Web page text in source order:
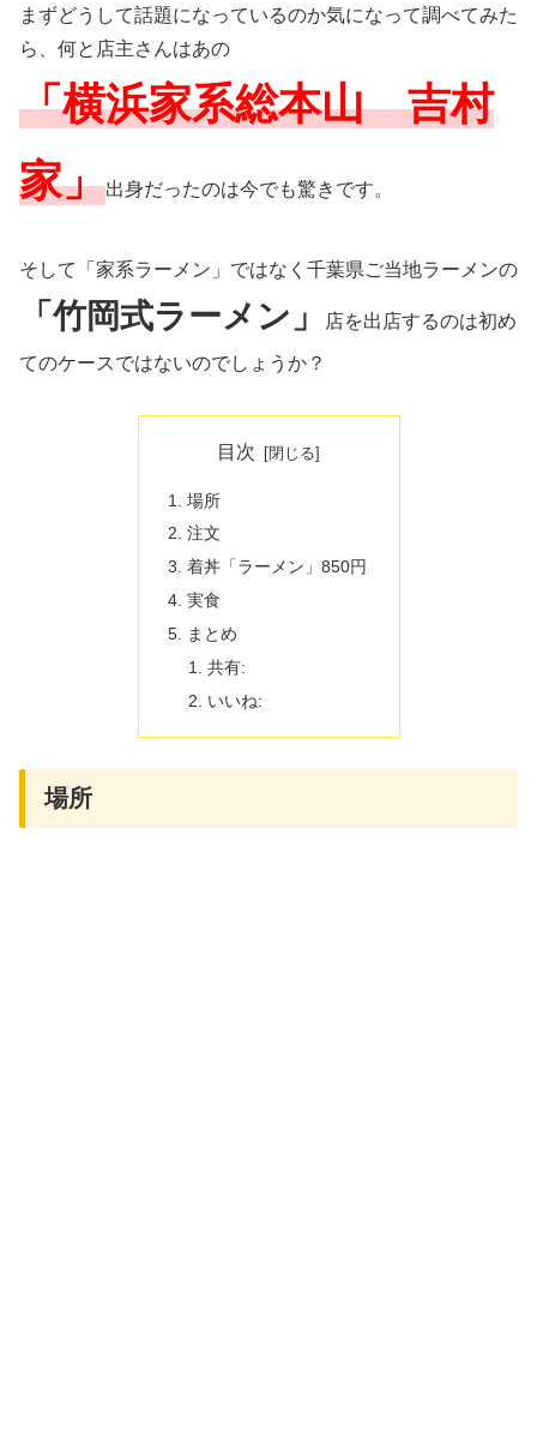
まずどうして話題になっているのか気になって調べてみた
ら、何と店主さんはあの
「横浜家系総本山 吉村
家」出身だったのは今でも驚きです。
そして「家系ラーメン」ではなく千葉県ご当地ラーメンの
「竹岡式ラーメン」 店を出店するのは初め
てのケースではないのでしょうか？
目次
場所
注文
着丼「ラーメン」850円
実食
まとめ
共有:
いいね:
場所